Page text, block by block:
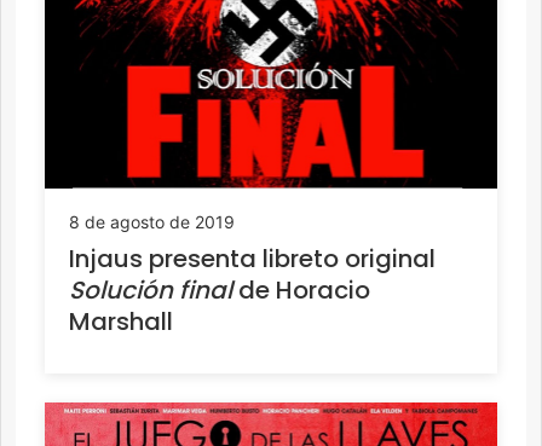
8 de agosto de 2019
Injaus presenta libreto original
Solución finalde Horacio
Marshall